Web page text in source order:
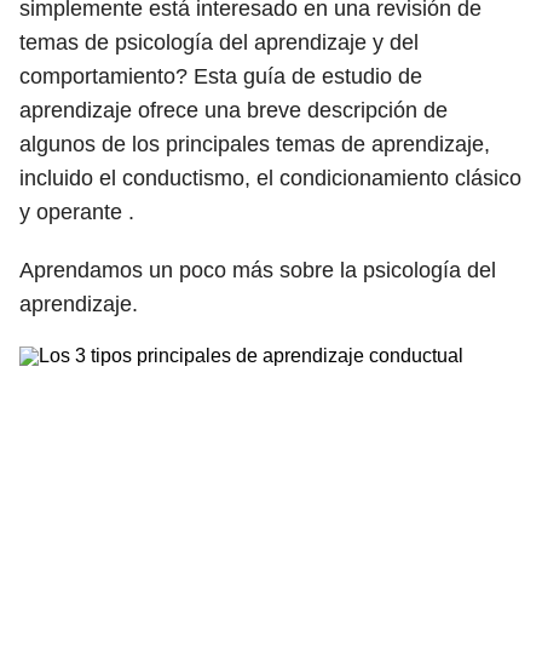
simplemente está interesado en una revisión de
temas de psicología del aprendizaje y del
comportamiento? Esta guía de estudio de
aprendizaje ofrece una breve descripción de
algunos de los principales temas de aprendizaje,
incluido el conductismo, el condicionamiento clásico
y operante .
Aprendamos un poco más sobre la psicología del
aprendizaje.